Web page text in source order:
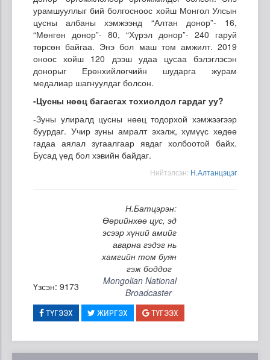
урамшууллыг бий болгосноос хойш Монгол Улсын
цусны албаны хэмжээнд “Алтан донор”- 16,
“Мөнгөн донор”- 80, “Хүрэл донор”- 240 гаруй
төрсөн байгаа. Энэ бол маш том амжилт. 2019
оноос хойш 120 дээш удаа цусаа бэлэглэсэн
донорыг Ерөнхийлөгчийн шударга журам
медалиар шагнуулдаг болсон.
-Цусны нөөц багасгах тохиолдол гардаг уу?
-Зуны улиралд цусны нөөц тодорхой хэмжээгээр
буурдаг. Учир зуны амралт эхэлж, хүмүүс хөдөө
гадаа аялал зугаалгаар явдаг холбоотой байх.
Бусад үед бол хэвийн байдаг.
Нийтэлсэн: Н.Алтанцэцэг
Н.Батцэрэн:
Өөрийнхөө цус, эд
эсээр хүний амийг
аварна гэдэг нь
хамгийн том буян
гэж боддог
Үзсэн: 9173
Mongolian National
Broadcaster
ТҮГЭЭХ ЖИРГЭХ ТҮГЭЭХ